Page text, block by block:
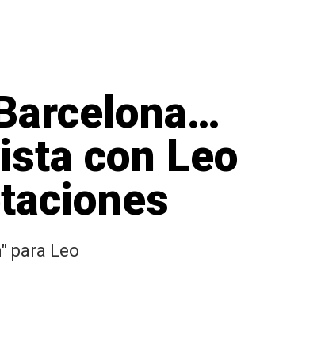
con Leo
para Leo